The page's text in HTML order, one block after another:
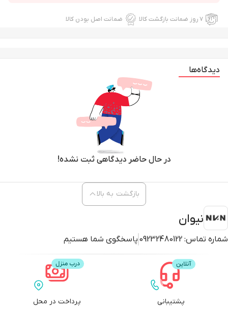
۷ روز ضمانت بازگشت کالا ضمانت اصل بودن کالا
دیدگاه‌ها
در حال حاضر دیدگاهی ثبت نشده!
نیوان
شماره تماس: 09232480122 پاسخگوی شما هستیم
بازگشت به بالا
پشتیبانی پرداخت در محل